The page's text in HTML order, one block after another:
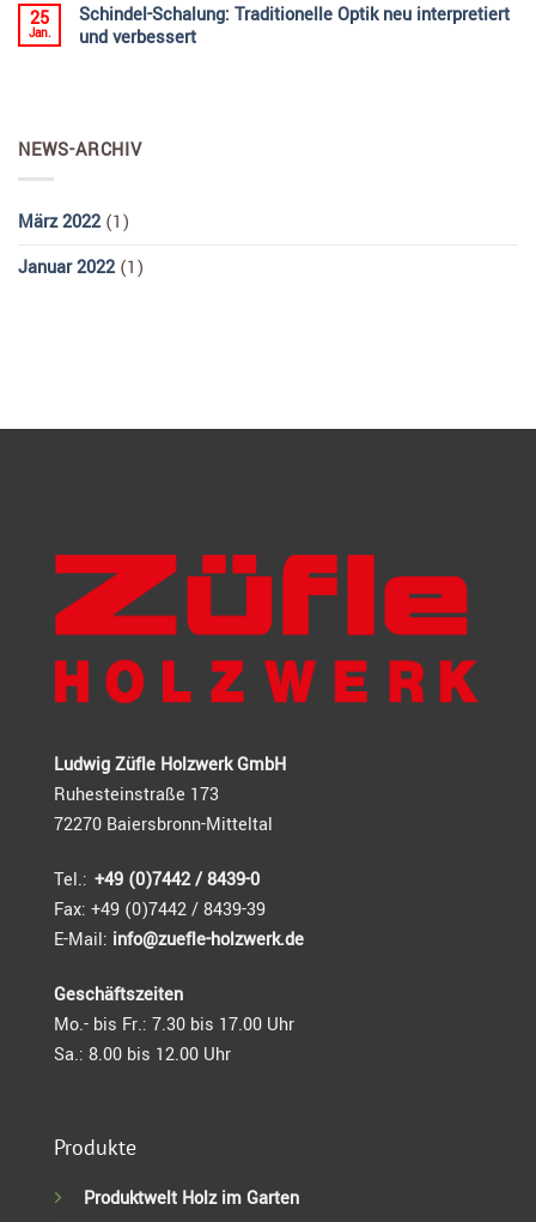
25
Jan.
Schindel-Schalung: Traditionelle Optik neu interpretiert
und verbessert
NEWS-ARCHIV
März 2022(1)
Januar 2022(1)
Ludwig Züfle Holzwerk GmbH
Ruhesteinstraße 173
72270 Baiersbronn-Mitteltal
Tel.: +49 (0)7442 / 8439-0
Fax: +49 (0)7442 / 8439-39
E-Mail: info@zuefle-holzwerk.de
Geschäftszeiten
Mo.- bis Fr.: 7.30 bis 17.00 Uhr
Sa.: 8.00 bis 12.00 Uhr
Produkte
Produktwelt Holz im Garten